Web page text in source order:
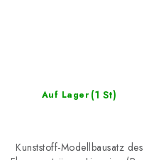
Auf Lager (1 St)
Kunststoff-Modellbausatz des